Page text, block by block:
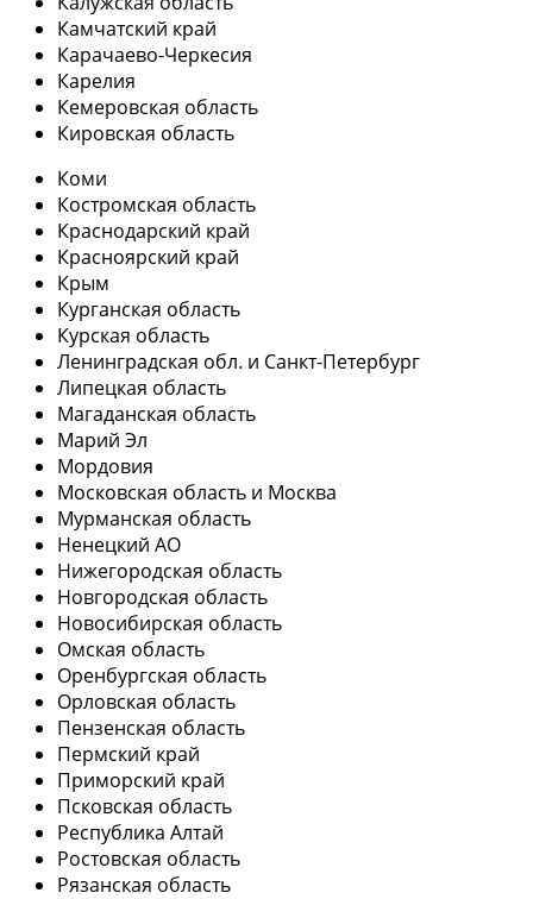
Камчатский край
Карачаево-Черкесия
Карелия
Кемеровская область
Кировская область
Коми
Костромская область
Краснодарский край
Красноярский край
Крым
Курганская область
Курская область
Ленинградская обл. и Санкт-Петербург
Липецкая область
Магаданская область
Марий Эл
Мордовия
Московская область и Москва
Мурманская область
Ненецкий АО
Нижегородская область
Новгородская область
Новосибирская область
Омская область
Оренбургская область
Орловская область
Пензенская область
Пермский край
Приморский край
Псковская область
Республика Алтай
Ростовская область
Рязанская область